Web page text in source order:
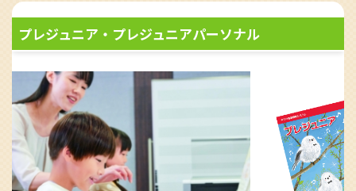
プレジュニア・プレジュニアパーソナル